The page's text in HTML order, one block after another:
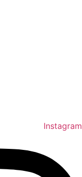
Instagram